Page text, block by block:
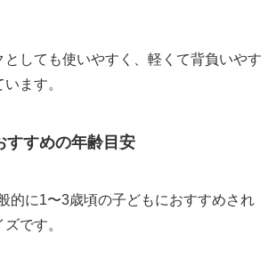
としても使いやすく、軽くて背負いやす
ます。
すすめの年齢目安
的に1〜3歳頃の子どもにおすすめされ
です。